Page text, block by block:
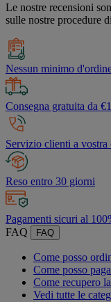
Le nostre recensioni
sulle nostre procedure
Nessun minimo
Consegna gratuita da
Servizio clienti a vostra
Reso entro 30 giorni
Pagamenti sicuri al
FAQ
FAQ
Come posso
Come posso
Come recupero
Vedi tutte le